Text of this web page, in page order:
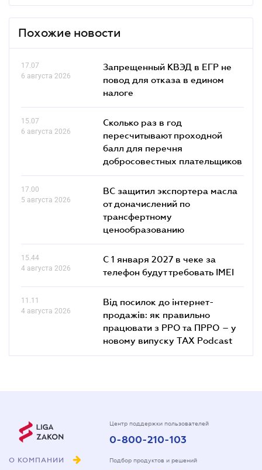
Похожие новости
17.07
6 августа 2026
Запрещенный КВЭД в ЕГР не
повод для отказа в едином
налоге
15.07
6 августа 2026
Сколько раз в год
пересчитывают проходной
балл для перечня
добросовестных плательщиков
17.00
5 августа 2026
ВС защитил экспортера масла
от доначислений по
трансфертному
ценообразованию
15.44
4 августа 2026
С 1 января 2027 в чеке за
телефон будут требовать IMEI
11.11
4 августа 2026
Від посилок до інтернет-
продажів: як правильно
працювати з РРО та ПРРО – у
новому випуску TAX Podcast
О КОМПАНИИ
Центр поддержки пользователей
0-800-210-103
Подбор продуктов и решений